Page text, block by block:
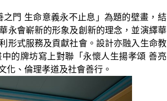
門 生命意義永不止息」為題的壁畫，結
永會嶄新的形象及創新的理念，並演繹華
形式服務及貢獻社會。設計亦融入生命教
的牌坊寫上對聯「永懷人生揚孝頌 善亮
化、倫理孝道及社會善行。